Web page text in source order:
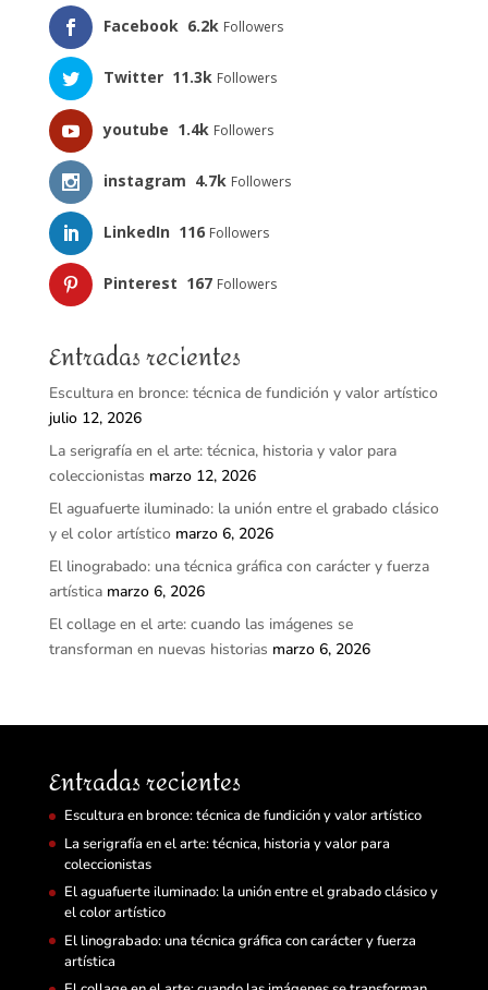
Facebook 6.2k Followers
Twitter 11.3k Followers
youtube 1.4k Followers
instagram 4.7k Followers
LinkedIn 116 Followers
Pinterest 167 Followers
Entradas recientes
Escultura en bronce: técnica de fundición y valor artístico
julio 12, 2026
La serigrafía en el arte: técnica, historia y valor para
coleccionistas marzo 12, 2026
El aguafuerte iluminado: la unión entre el grabado clásico
y el color artístico marzo 6, 2026
El linograbado: una técnica gráfica con carácter y fuerza
artística marzo 6, 2026
El collage en el arte: cuando las imágenes se
transforman en nuevas historias marzo 6, 2026
Entradas recientes
Escultura en bronce: técnica de fundición y valor artístico
La serigrafía en el arte: técnica, historia y valor para
coleccionistas
El aguafuerte iluminado: la unión entre el grabado clásico y
el color artístico
El linograbado: una técnica gráfica con carácter y fuerza
artística